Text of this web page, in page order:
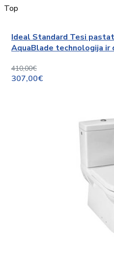
Top
Ideal Standard Tesi
AquaBlade technologija ir
410,00€
307,00€